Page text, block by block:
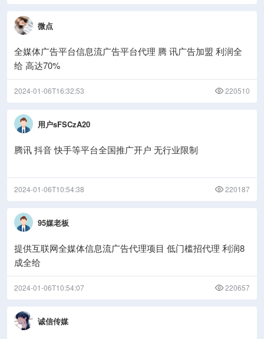
微点
全媒体广告平台信息流广告平台代理 腾 讯广告加盟 利润全
给 高达70%
2024-01-06T16:32:53 220510
用户sFSCzA20
腾讯 抖音 快手等平台全国推广开户 无行业限制
2024-01-06T10:54:38 220187
95媒老板
提供互联网全媒体信息流广告代理项目 低门槛招代理 利润8
成全给
2024-01-06T10:54:07 220657
诚信传媒